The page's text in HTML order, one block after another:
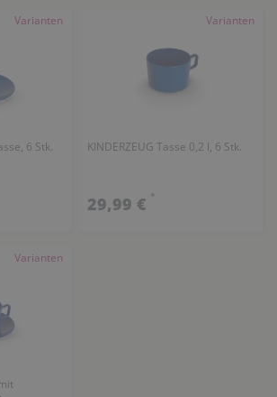
Varianten
6 Stk.
Varianten
KINDERZEUG Tasse 0,2 l, 6 Stk.
29,99 € *
Varianten